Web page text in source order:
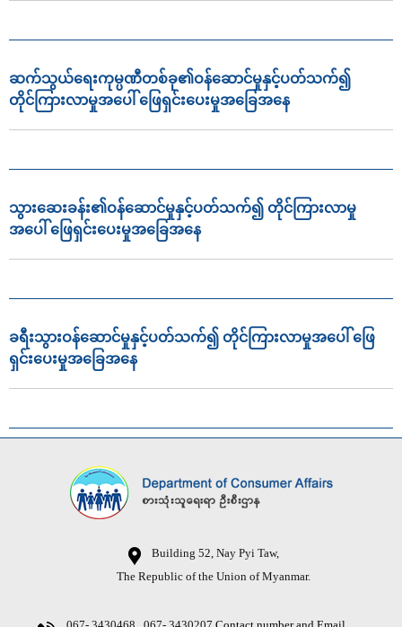
ဆက်သွယ်ရေးကုမ္ပဏီတစ်ခု၏ဝန်ဆောင်မှုနှင့်ပတ်သက်၍
တိုင်ကြားလာမှုအပေါ် ဖြေရှင်းပေးမှုအခြေအနေ
သွားဆေးခန်း၏ဝန်ဆောင်မှုနှင့်ပတ်သက်၍ တိုင်ကြားလာမှု
အပေါ် ဖြေရှင်းပေးမှုအခြေအနေ
ခရီးသွားဝန်ဆောင်မှုနှင့်ပတ်သက်၍ တိုင်ကြားလာမှုအပေါ် ဖြေ
ရှင်းပေးမှုအခြေအနေ
Building 52, Nay Pyi Taw,
The Republic of the Union of Myanmar.